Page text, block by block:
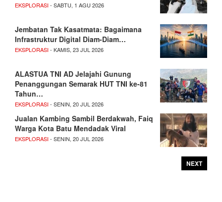
EKSPLORASI- SABTU, 1 AGU 2026
Jembatan Tak Kasatmata: Bagaimana
Infrastruktur Digital Diam-Diam…
EKSPLORASI- KAMIS, 23 JUL 2026
ALASTUA TNI AD Jelajahi Gunung
Penanggungan Semarak HUT TNI ke-81
Tahun…
EKSPLORASI- SENIN, 20 JUL 2026
Jualan Kambing Sambil Berdakwah, Faiq
Warga Kota Batu Mendadak Viral
EKSPLORASI- SENIN, 20 JUL 2026
NEXT